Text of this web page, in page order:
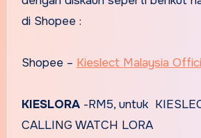
di Shopee :
Shopee – Kieslect Malaysia
KIESLORA-RM5, untuk
CALLING WATCH LORA